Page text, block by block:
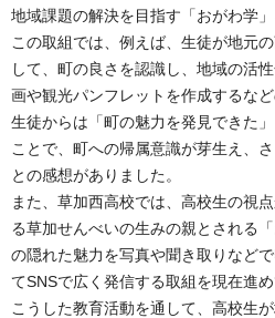
地域課題の解決を目指す「おがわ学」
この取組では、例えば、生徒が地元
して、町の良さを認識し、地域の活
画や観光パンフレットを作成するな
生徒からは「町の魅力を発見できた
ことで、町への帰属意識が芽生え、
との感想がありました。
また、草加西高校では、高校生の視
る草加せんべいの生みの親とされる
の隠れた魅力を写真や聞き取りなど
てSNSで広く発信する取組を現在進め
こうした教育活動を通して、高校生